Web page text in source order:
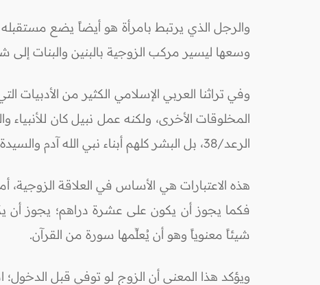
والرجل الذي يرتبط بامرأة هو أيضاً يضع
وسعها ليسير مركب الزوجية بالبنين والبنات إلى
وفي تراثنا العربي الإسلامي الكثير من
المخلوقات الأخرى، ولكنه عمل نبيل كان
الرعد/38، بل البشر كلهم أبناء نبي الله آدم والسيدة الصالحة حواء رضي الله عنها.
هذه الاعتبارات هي الأساس في العلاقة
شيئاً معنوياً وهو أن يُعلِّمها سورة من القرآن.
ويؤكد هذا المعنى أن الزوج لو توفي قبل